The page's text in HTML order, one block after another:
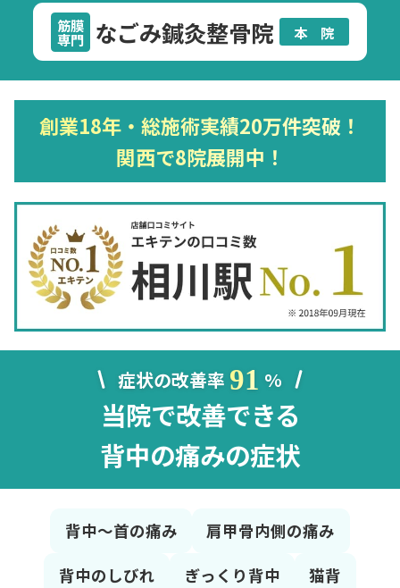
筋膜
専門 なごみ鍼灸整骨院 本 院
創業18年・総施術実績20万件突破！
関西で8院展開中！
症状の改善率 91 %
当院で改善できる
背中の痛みの症状
背中～首の痛み
肩甲骨内側の痛み
背中のしびれ
ぎっくり背中
猫背